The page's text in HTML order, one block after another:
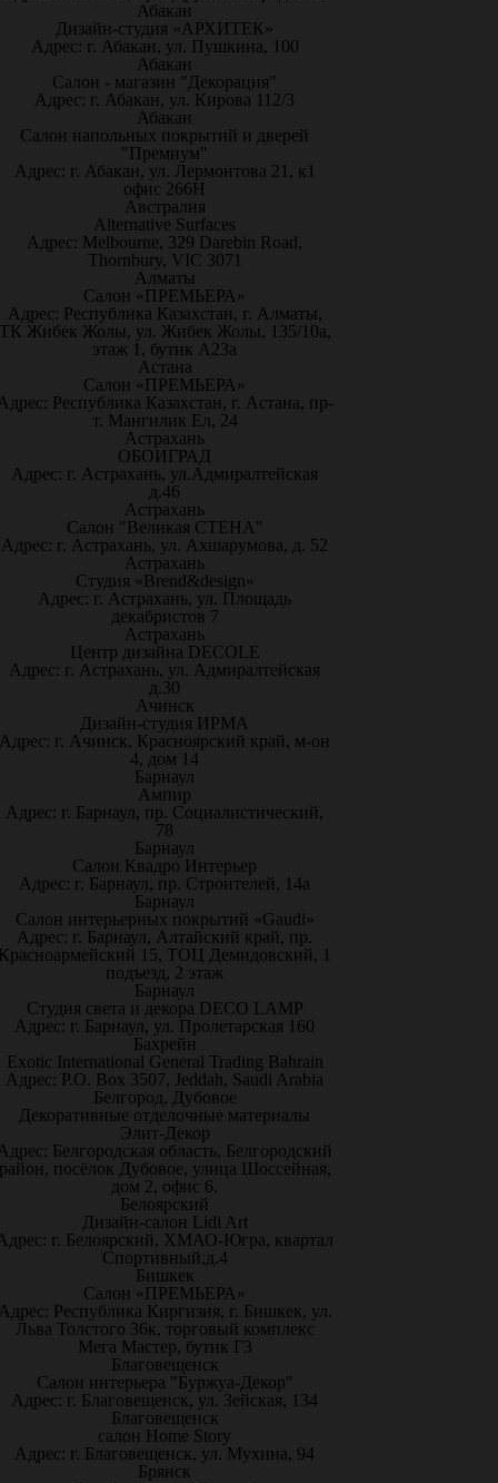
Абакан
Дизайн-студия «АРХИТЕК»
Адрес: г. Абакан, ул. Пушкина, 100
Абакан
Салон - магазин "Декорация"
Адрес: г. Абакан, ул. Кирова 112/3
Абакан
Салон напольных покрытий и дверей
"Премиум"
Адрес: г. Абакан, ул. Лермонтова 21, к1
офис 266Н
Австралия
Alternative Surfaces
Адрес: Melbourne, 329 Darebin Road,
Thornbury, VIC 3071
Алматы
Салон «ПРЕМЬЕРА»
Адрес: Республика Казахстан, г. Алматы,
Жибек Жолы, ул. Жибек Жолы, 135/10а,
этаж 1, бутик А23а
Астана
Салон «ПРЕМЬЕРА»
Республика Казахстан, г. Астана, пр-
т. Мангилик Ел, 24
Астрахань
ОБОИГРАД
Адрес: г. Астрахань, ул.Адмиралтейская
д.46
Астрахань
Салон "Великая СТЕНА"
Адрес: г. Астрахань, ул. Ахшарумова, д. 52
Астрахань
Студия «Brend&design»
Адрес: г. Астрахань, ул. Площадь
декабристов 7
Астрахань
Центр дизайна DECOLE
Адрес: г. Астрахань, ул. Адмиралтейская
д.30
Ачинск
Дизайн-студия ИРМА
Адрес: г. Ачинск, Красноярский край, м-он
4, дом 14
Барнаул
Ампир
Адрес: г. Барнаул, пр. Социалистический,
78
Барнаул
Салон Квадро Интерьер
Адрес: г. Барнаул, пр. Строителей, 14а
Барнаул
Салон интерьерных покрытий «Gaudi»
Адрес: г. Барнаул, Алтайский край, пр.
15, ТОЦ Демидовский, 1
подъезд, 2 этаж
Барнаул
Студия света и декора DECO LAMP
Адрес: г. Барнаул, ул. Пролетарская 160
Бахрейн
Exotic International General Trading Bahrain
Адрес: P.O. Box 3507, Jeddah, Saudi Arabia
Белгород, Дубовое
Декоративные отделочные материалы
Элит-Декор
Белгородская область, Белгородский
посёлок Дубовое, улица Шоссейная,
дом 2, офис 6.
Белоярский
Дизайн-салон Lidi Art
г. Белоярский, ХМАО-Югра, квартал
Спортивный,д.4
Бишкек
Салон «ПРЕМЬЕРА»
Республика Киргизия, г. Бишкек, ул.
Льва Толстого 36к, торговый комплекс
Мега Мастер, бутик Г3
Благовещенск
Салон интерьера "Буржуа-Декор"
Адрес: г. Благовещенск, ул. Зейская, 134
Благовещенск
салон Home Story
Адрес: г. Благовещенск, ул. Мухина, 94
Брянск